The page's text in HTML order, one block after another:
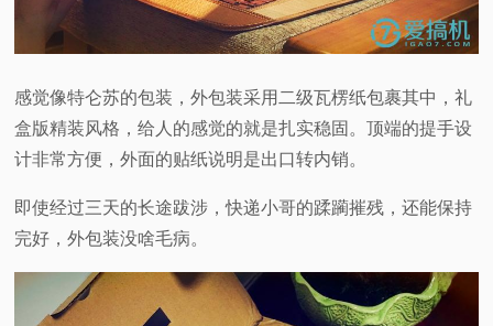
感觉像特仑苏的包装，外包装采用二级瓦楞纸包裹其中，礼
盒版精装风格，给人的感觉的就是扎实稳固。顶端的提手设
计非常方便，外面的贴纸说明是出口转内销。
即使经过三天的长途跋涉，快递小哥的蹂躏摧残，还能保持
完好，外包装没啥毛病。